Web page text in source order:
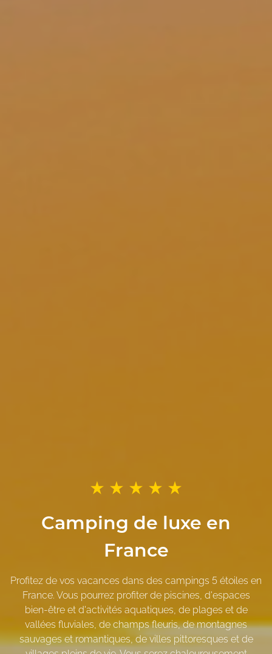
Camping de luxe en
France
Profitez de vos vacances dans des campings 5 étoiles en
France. Vous pourrez profiter de piscines, d'espaces
bien-être et d'activités aquatiques, de plages et de
vallées fluviales, de champs fleuris, de montagnes
sauvages et romantiques, de villes pittoresques et de